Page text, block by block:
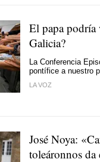
El papa podría
Galicia?
La Conferencia
pontífice a nuestro
LA VOZ
José Noya: «
toleáronnos da